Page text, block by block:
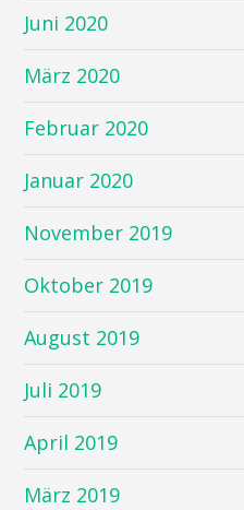
Juni 2020
März 2020
Februar 2020
Januar 2020
November 2019
Oktober 2019
August 2019
Juli 2019
April 2019
März 2019